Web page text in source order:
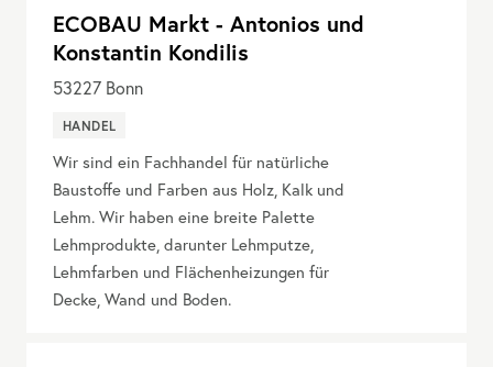
ECOBAU Markt - Antonios und
Konstantin Kondilis
53227 Bonn
HANDEL
Wir sind ein Fachhandel für natürliche
Baustoffe und Farben aus Holz, Kalk und
Lehm. Wir haben eine breite Palette
Lehmprodukte, darunter Lehmputze,
Lehmfarben und Flächenheizungen für
Decke, Wand und Boden.